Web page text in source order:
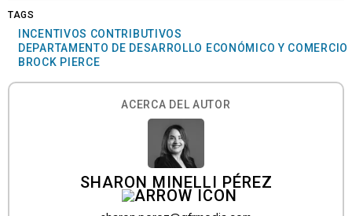
TAGS
INCENTIVOS CONTRIBUTIVOS
DEPARTAMENTO DE DESARROLLO ECONÓMICO Y COMERCIO
BROCK PIERCE
ACERCA DEL AUTOR
SHARON MINELLI PÉREZ